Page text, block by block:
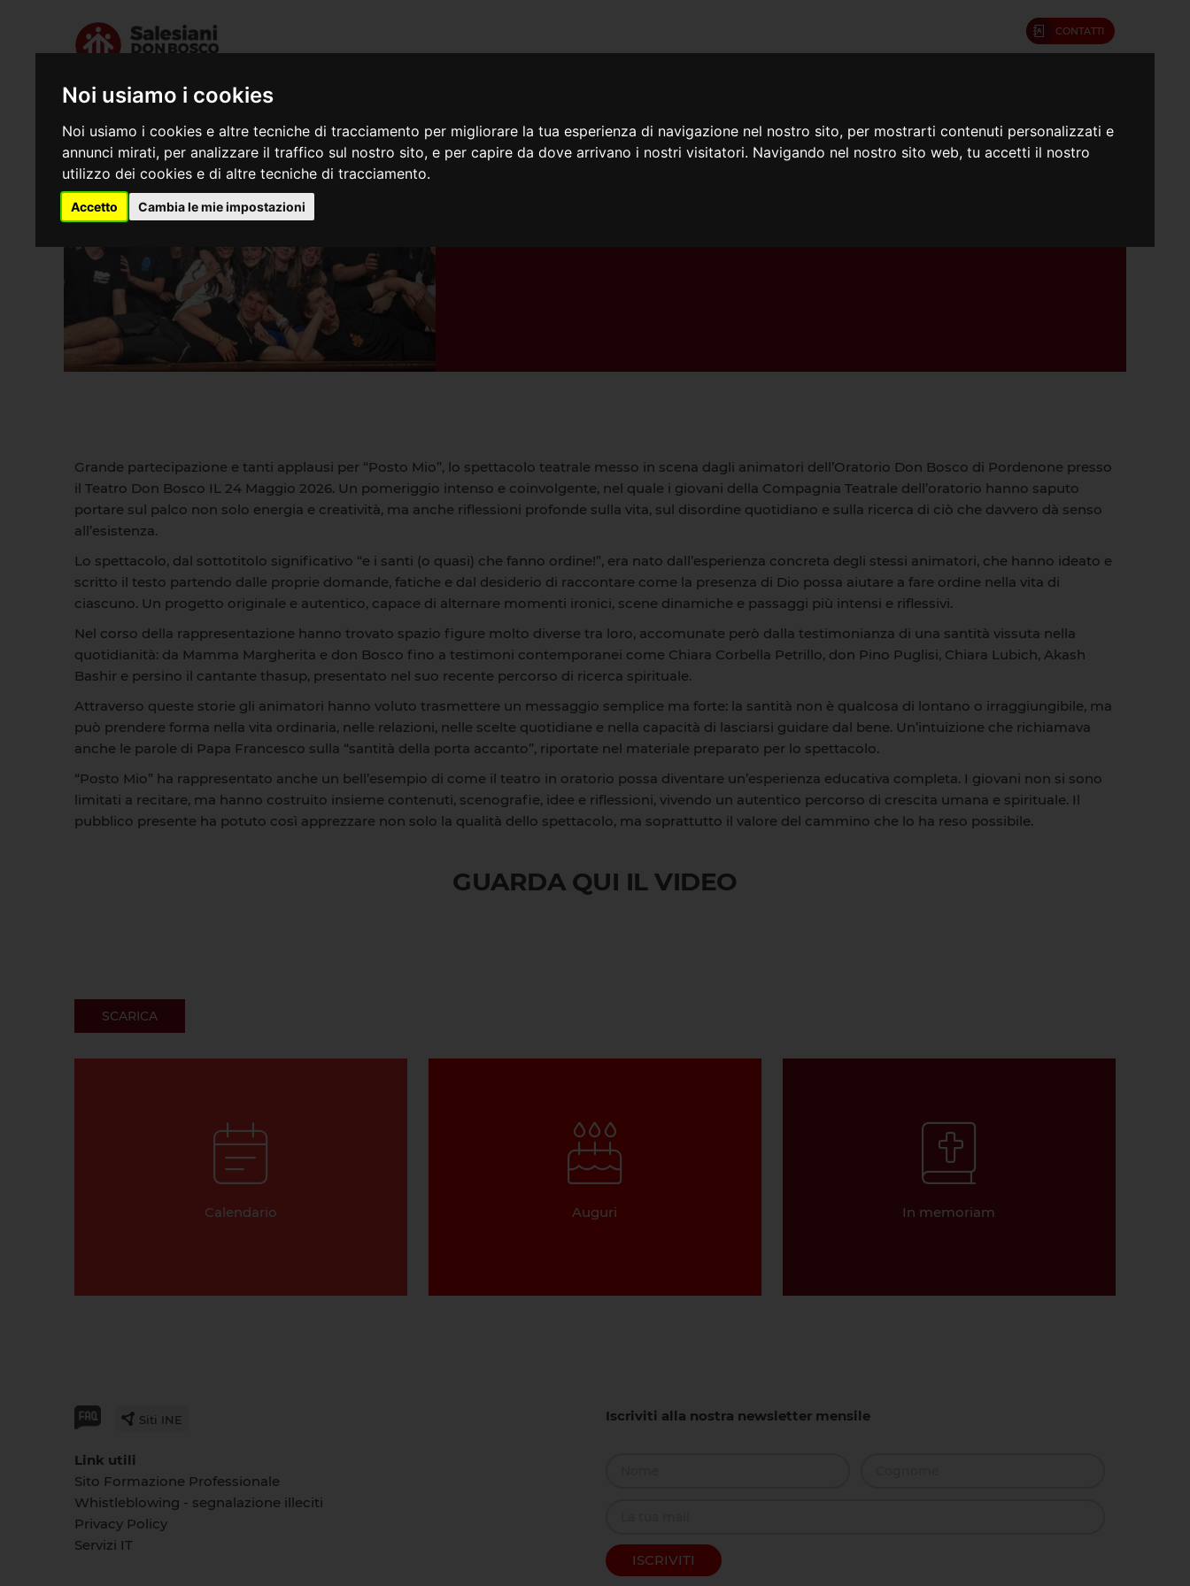
Noi usiamo i cookies
Noi usiamo i cookies e altre tecniche di tracciamento per migliorare la tua esperienza di navigazione nel nostro sito, per mostrarti contenuti personalizzati e
annunci mirati, per analizzare il traffico sul nostro sito, e per capire da dove arrivano i nostri visitatori. Navigando nel nostro sito web, tu accetti il nostro
utilizzo dei cookies e di altre tecniche di tracciamento.
Accetto Cambia le mie impostazioni
CONTATTI
Chi siamo
Grande partecipazione e tanti applausi per “Posto Mio”, lo spettacolo teatrale messo in scena dagli animatori dell’Oratorio Don Bosco di Pordenone presso
il Teatro Don Bosco IL 24 Maggio 2026. Un pomeriggio intenso e coinvolgente, nel quale i giovani della Compagnia Teatrale dell’oratorio hanno saputo
portare sul palco non solo energia e creatività, ma anche riflessioni profonde sulla vita, sul disordine quotidiano e sulla ricerca di ciò che davvero dà senso
all’esistenza.
Lo spettacolo, dal sottotitolo significativo “e i santi (o quasi) che fanno ordine!”, era nato dall’esperienza concreta degli stessi animatori, che hanno ideato e
scritto il testo partendo dalle proprie domande, fatiche e dal desiderio di raccontare come la presenza di Dio possa aiutare a fare ordine nella vita di
ciascuno. Un progetto originale e autentico, capace di alternare momenti ironici, scene dinamiche e passaggi più intensi e riflessivi.
Nel corso della rappresentazione hanno trovato spazio figure molto diverse tra loro, accomunate però dalla testimonianza di una santità vissuta nella
quotidianità: da Mamma Margherita e don Bosco fino a testimoni contemporanei come Chiara Corbella Petrillo, don Pino Puglisi, Chiara Lubich, Akash
Bashir e persino il cantante thasup, presentato nel suo recente percorso di ricerca spirituale.
Attraverso queste storie gli animatori hanno voluto trasmettere un messaggio semplice ma forte: la santità non è qualcosa di lontano o irraggiungibile, ma
può prendere forma nella vita ordinaria, nelle relazioni, nelle scelte quotidiane e nella capacità di lasciarsi guidare dal bene. Un’intuizione che richiamava
anche le parole di Papa Francesco sulla “santità della porta accanto”, riportate nel materiale preparato per lo spettacolo.
“Posto Mio” ha rappresentato anche un bell’esempio di come il teatro in oratorio possa diventare un’esperienza educativa completa. I giovani non si sono
limitati a recitare, ma hanno costruito insieme contenuti, scenografie, idee e riflessioni, vivendo un autentico percorso di crescita umana e spirituale. Il
pubblico presente ha potuto così apprezzare non solo la qualità dello spettacolo, ma soprattutto il valore del cammino che lo ha reso possibile.
GUARDA QUI IL VIDEO
SCARICA
Calendario Auguri In memoriam
Siti INE
Link utili
Sito Formazione Professionale
Whistleblowing - segnalazione illeciti
Privacy Policy
Servizi IT
Iscriviti alla nostra newsletter mensile